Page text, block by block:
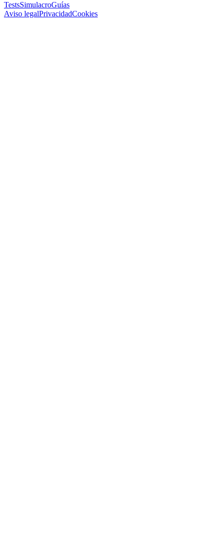
TestsSimulacroGuías
Aviso legalPrivacidadCookies